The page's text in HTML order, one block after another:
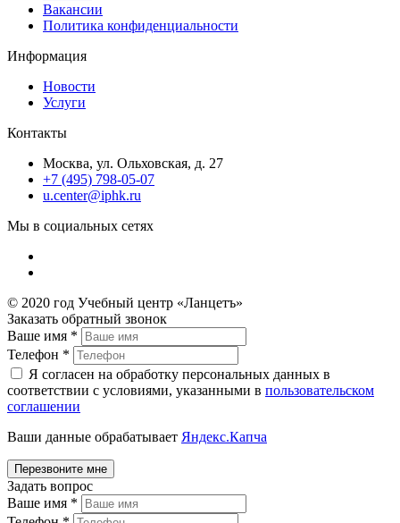
Вакансии
Политика конфиденциальности
Информация
Новости
Услуги
Контакты
Москва, ул. Ольховская, д. 27
+7 (495) 798-05-07
u.center@iphk.ru
Мы в социальных сетях
© 2020 год Учебный центр «Ланцетъ»
Заказать обратный звонок
Ваше имя *
Телефон *
Я согласен на обработку персональных данных в
соответствии с условиями, указанными в пользовательском
соглашении
Ваши данные обрабатывает Яндекс.Капча
Задать вопрос
Ваше имя *